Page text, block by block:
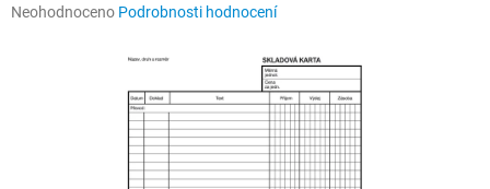
Průměrné
Neohodnoceno Podrobnosti hodnocení